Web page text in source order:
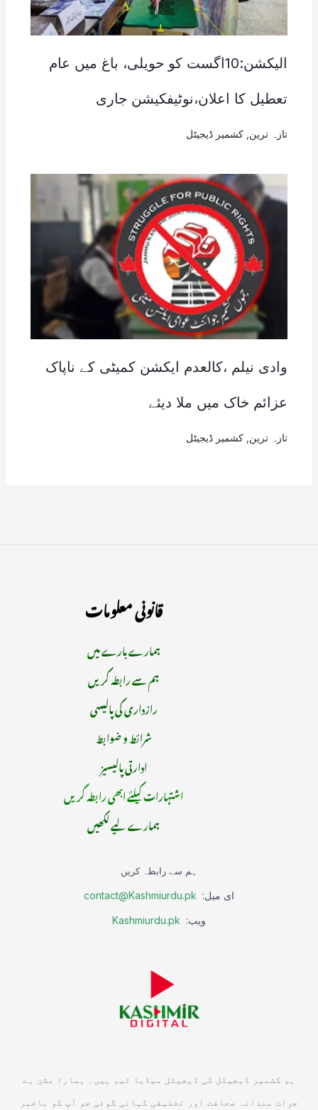
الیکشن:10اگست کو حویلی، باغ میں عام
تعطیل کا اعلان،نوٹیفکیشن جاری
تازہ ترین کشمیر ڈیجیٹل
وادی نیلم ،کالعدم ایکشن کمیٹی کے ناپاک
عزائم خاک میں ملا دیئے
تازہ ترین کشمیر ڈیجیٹل
قانونی معلومات
ہمارے بارے میں
ہم سے رابطہ کریں
رازداری کی پالیسی
شرائط و ضوابط
ادارتی پالیسیز
اشتہارات کیلئے ابھی رابطہ کریں
ہمارے لیے لکھیں
ہم سے رابطہ کریں
ای میل: contact@Kashmiurdu.pk
ویب: Kashmiurdu.pk
ہم کشمیر ڈیجیٹل کی ڈیجیٹل میڈیا ٹیم ہیں۔ ہمارا مشن ہے
جرات مندانہ صحافت اور تخلیقی کہانی گوئی جو آپ کو باخبر